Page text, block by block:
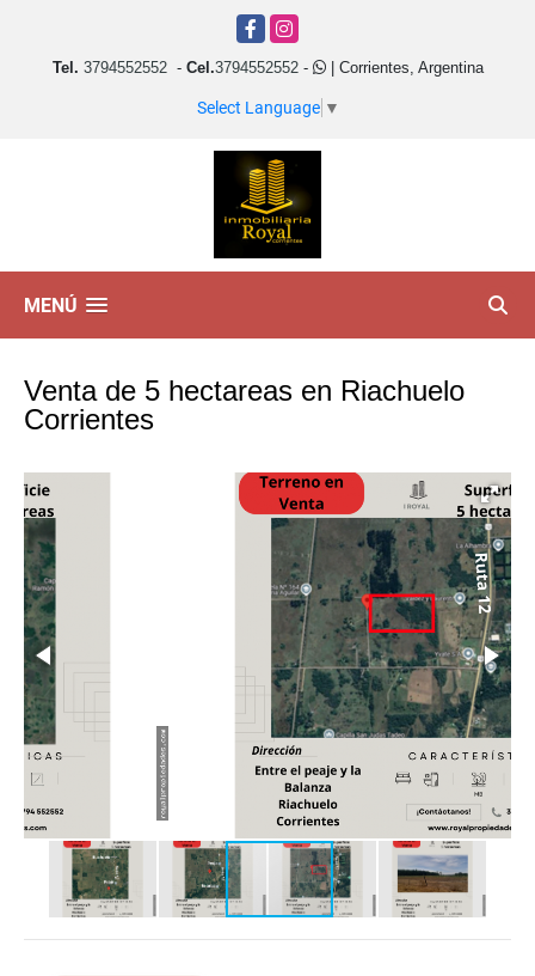
FacebookInstagram
Tel. 3794552552- Cel.3794552552- | Corrientes, Argentina
Select Language ▼
MENÚ
Venta de 5 hectareas en Riachuelo
Corrientes